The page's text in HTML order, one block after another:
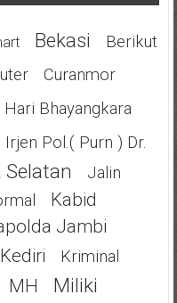
Bekasi
Berikut
Curanmor
Hari Bhayangkara
Irjen Pol.( Purn ) Dr.
Jalin
Kabid
Jambi
Kediri Kriminal
MH
Miliki